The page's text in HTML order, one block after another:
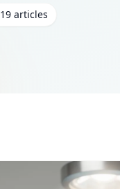
19 articles